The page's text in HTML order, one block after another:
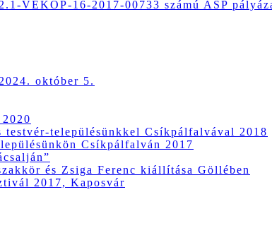
VEKOP-16-2017-00733 számú ASP
október 5.
testvér-településünkkel Csíkpálfalvával 2018
Csíkpálfalván 2017
és Zsiga Ferenc kiállítása Göllében
2017, Kaposvár